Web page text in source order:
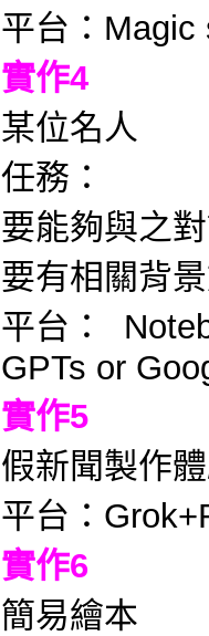
平台：Magic
實作4
某位名人
任務：
要能夠與之
要有相關背
平台：
GPTs or
實作5
假新聞製作
平台：
實作6
簡易繪本